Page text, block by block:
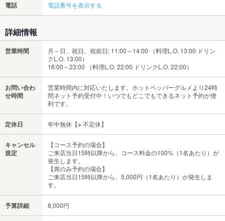
電話 電話番号を表示する
詳細情報
営業時間
月～日、祝日、祝前日: 11:00～14:00 （料理L.O. 13:00 ドリン
クL.O. 13:00）
16:00～23:00 （料理L.O. 22:00 ドリンクL.O. 22:00）
お問い合わ
せ時間
営業時間内に対応いたします。ホットペッパーグルメより24時
間ネット予約受付中！いつでもどこでもできるネット予約が便
利です。
定休日 年中無休【※ 不定休】
キャンセル
規定
【コース予約の場合】
ご来店当日15時以降から、コース料金の100%（1名あたり）が
発生します。
【席のみ予約の場合】
ご来店当日15時以降から、5,000円（1名あたり）が発生しま
す。
予算詳細 8,000円